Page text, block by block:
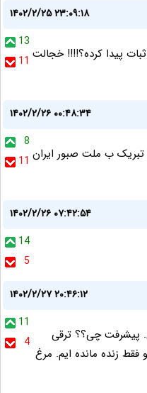
۱۴۰۲/۲/۲۵ ۲۳:۰۹:۱۸
13
11 پیدا کرده؟!!!! خجالت
۱۴۰۲/۲/۲۶ ۰۰:۴۸:۳۴
8
11 ب ملت صبور ایران
۱۴۰۲/۲/۲۶ ۰۷:۴۲:۵۴
14
5
۱۴۰۲/۲/۲۷ ۲۰:۴۶:۱۲
11
4
پیشرفت چی؟؟ ترقی
زنده مانده ایم. مرغ